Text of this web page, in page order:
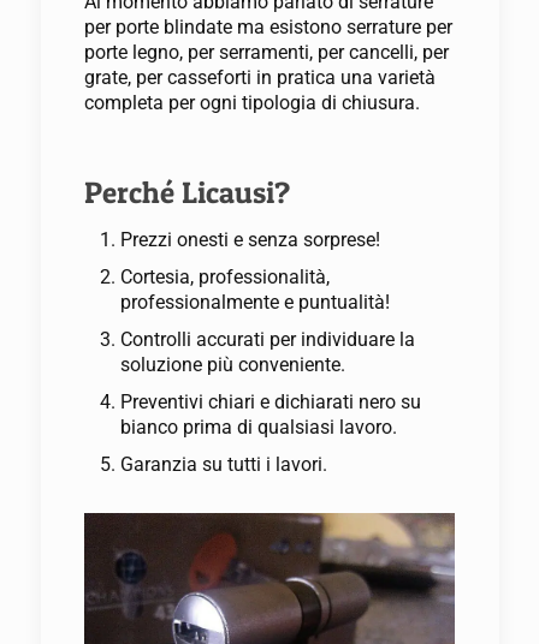
per porte blindate ma esistono serrature per
porte legno, per serramenti, per cancelli, per
grate, per casseforti in pratica una varietà
completa per ogni tipologia di chiusura.
Perché Licausi?
Prezzi onesti e senza sorprese!
Cortesia, professionalità,
professionalmente e puntualità!
Controlli accurati per individuare la
soluzione più conveniente.
Preventivi chiari e dichiarati nero su
bianco prima di qualsiasi lavoro.
Garanzia su tutti i lavori.